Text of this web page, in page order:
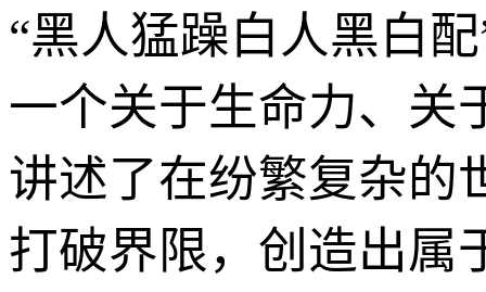
“黑人猛躁白人黑白
一个关于生命力、关
讲述了在纷繁复杂的
打破界限，创造出属